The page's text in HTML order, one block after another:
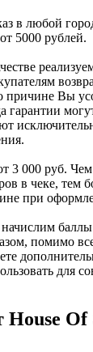
в любой
5000 рублей.
причине Вы
гарантии
3 000 руб.
в чеке, тем
при
помимо
для
House Of